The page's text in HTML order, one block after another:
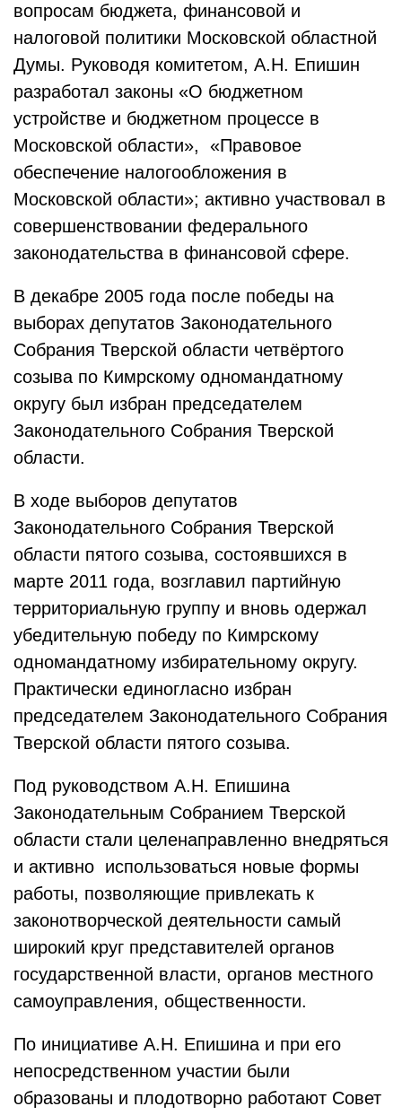
вопросам бюджета, финансовой и
налоговой политики Московской областной
Думы. Руководя комитетом, А.Н. Епишин
разработал законы «О бюджетном
устройстве и бюджетном процессе в
Московской области», «Правовое
обеспечение налогообложения в
Московской области»; активно участвовал в
совершенствовании федерального
законодательства в финансовой сфере.
В декабре 2005 года после победы на
выборах депутатов Законодательного
Собрания Тверской области четвёртого
созыва по Кимрскому одномандатному
округу был избран председателем
Законодательного Собрания Тверской
области.
В ходе выборов депутатов
Законодательного Собрания Тверской
области пятого созыва, состоявшихся в
марте 2011 года, возглавил партийную
территориальную группу и вновь одержал
убедительную победу по Кимрскому
одномандатному избирательному округу.
Практически единогласно избран
председателем Законодательного Собрания
Тверской области пятого созыва.
Под руководством А.Н. Епишина
Законодательным Собранием Тверской
области стали целенаправленно внедряться
и активно использоваться новые формы
работы, позволяющие привлекать к
законотворческой деятельности самый
широкий круг представителей органов
государственной власти, органов местного
самоуправления, общественности.
По инициативе А.Н. Епишина и при его
непосредственном участии были
образованы и плодотворно работают Совет